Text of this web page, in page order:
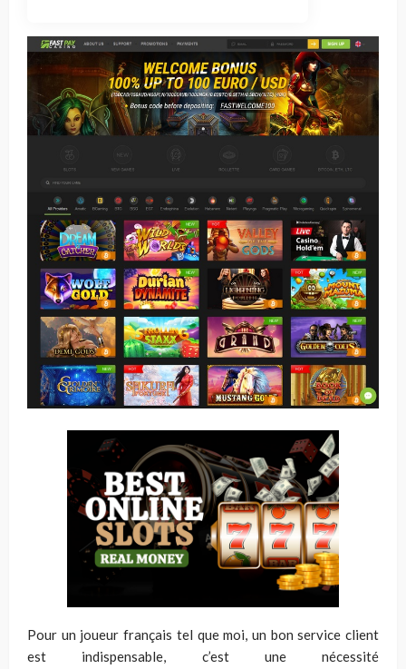
Pour un joueur français tel que moi, un bon service client
est indispensable, c’est une nécessité